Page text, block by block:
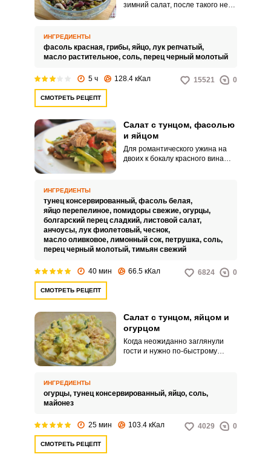
зимний салат, после такого не
по вкусу.
ИНГРЕДИЕНТЫ
фасоль красная, грибы, яйцо, лук репчатый,
масло растительное, соль, перец черный молотый
5 ч 128.4 кКал 15521 0
СМОТРЕТЬ РЕЦЕПТ
Салат с тунцом, фасолью
и яйцом
Для романтического ужина на
двоих к бокалу красного вина
много овощей и зелени,
пряностей, заправляется соком
лимона и оливковым маслом.
ИНГРЕДИЕНТЫ
тунец консервированный, фасоль белая,
яйцо перепелиное, помидоры свежие, огурцы,
болгарский перец сладкий, листовой салат,
анчоусы, лук фиолетовый, чеснок,
масло оливковое, лимонный сок, петрушка, соль,
перец черный молотый, тимьян свежий
40 мин 66.5 кКал 6824 0
СМОТРЕТЬ РЕЦЕПТ
Салат с тунцом, яйцом и
огурцом
Когда неожиданно заглянули
гости и нужно по-быстрому
огурцом. Такой салат готовится
быстро и так же быстро
и нетривиальный вкус.
ИНГРЕДИЕНТЫ
огурцы, тунец консервированный, яйцо, соль,
майонез
25 мин 103.4 кКал 4029 0
СМОТРЕТЬ РЕЦЕПТ